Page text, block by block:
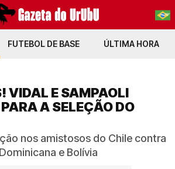
PT-BR
FUTEBOL DE BASE ÚLTIMA HORA
VIDAL E SAMPAOLI
A SELEÇÃO DO
nos amistosos do Chile contra
e Bolívia